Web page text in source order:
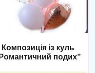
Композиція із куль
подих”